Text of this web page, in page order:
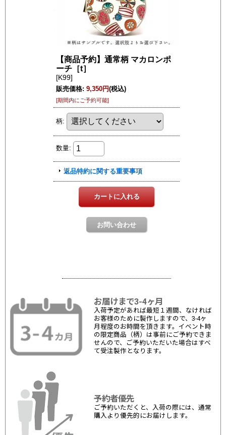
お届けまで3-4ヶ月
入荷予定があれば最短１週間、なければ
お客様のために製作しますので、3-4ヶ
月程度のお時間を頂きます。イベント時
の限定商品（柄）は事前にご予約できま
せんので、ご予約いただいた場合はすべ
て受注製作となります。
予約者優先
ご予約いただくと、入荷の際には、通常
購入より優先的にお届けします。